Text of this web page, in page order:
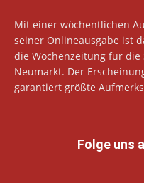
Mit einer wöchentlichen
seiner Onlineausgabe ist
die Wochenzeitung für
Neumarkt. Der
garantiert größte
Folge uns